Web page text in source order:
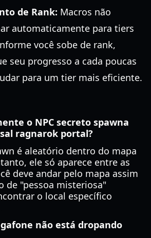
de Rank: Macros não
automaticamente para tiers
você sobe de rank,
seu progresso a cada poucas
para um tier mais eficiente.
o NPC secreto spawna
ragnarok portal?
é aleatório dentro do mapa
ele só aparece entre as
deve andar pelo mapa assim
de "pessoa misteriosa"
o local específico
não está dropando